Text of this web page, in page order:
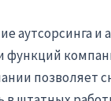
аутсорсинга и
функций
позволяет